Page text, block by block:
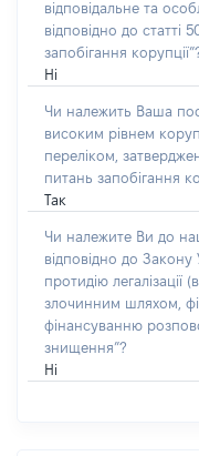
відповідальне та
відповідно до статті
запобігання
Ні
Чи належить Ваша
високим рівнем
переліком,
питань запобігання
Так
Чи належите Ви до
відповідно до Закону
протидію
злочинним шляхом,
фінансуванню
знищення”?
Ні